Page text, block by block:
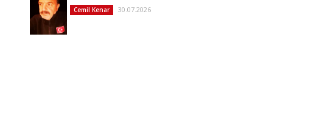
Cemil Kenar 30.07.2026